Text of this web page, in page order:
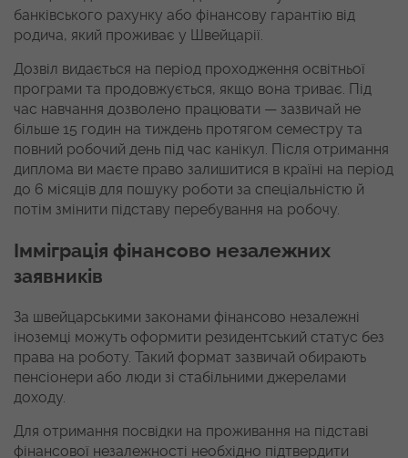
банківського рахунку або фінансову гарантію від
родича, який проживає у Швейцарії.
Дозвіл видається на період проходження освітньої
програми та продовжується, якщо вона триває. Під
час навчання дозволено працювати — зазвичай не
більше 15 годин на тиждень протягом семестру та
повний робочий день під час канікул. Після отримання
диплома ви маєте право залишитися в країні на період
до 6 місяців для пошуку роботи за спеціальністю й
потім змінити підставу перебування на робочу.
Імміграція фінансово незалежних
заявників
За швейцарськими законами фінансово незалежні
іноземці можуть оформити резидентський статус без
права на роботу. Такий формат зазвичай обирають
пенсіонери або люди зі стабільними джерелами
доходу.
Для отримання посвідки на проживання на підставі
фінансової незалежності необхідно підтвердити